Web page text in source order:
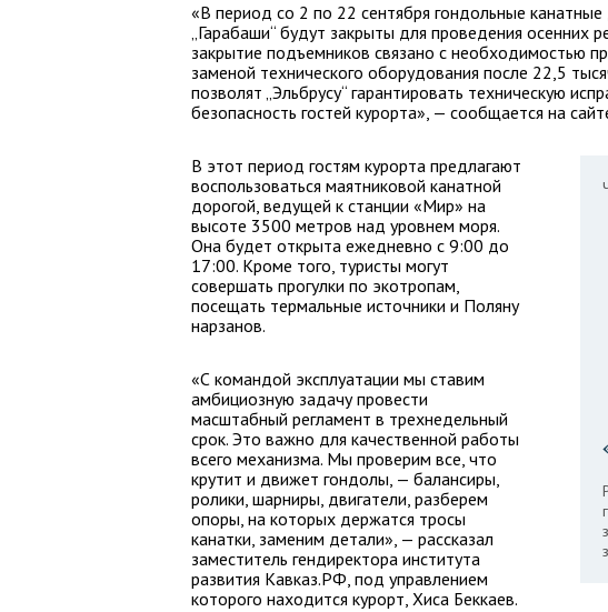
«В период со 2 по 22 сентября гондольные канатные
„Гарабаши“ будут закрыты для проведения осенних
закрытие подъемников связано с необходимостью
заменой технического оборудования после 22,5
позволят „Эльбрусу“ гарантировать техническую
безопасность гостей курорта», — сообщается на
В этот период гостям курорта предлагают
воспользоваться маятниковой канатной
дорогой, ведущей к станции «Мир» на
высоте 3500 метров над уровнем моря.
Она будет открыта ежедневно с 9:00 до
17:00. Кроме того, туристы могут
совершать прогулки по экотропам,
посещать термальные источники и Поляну
нарзанов.
«С командой эксплуатации мы ставим
амбициозную задачу провести
масштабный регламент в трехнедельный
срок. Это важно для качественной работы
всего механизма. Мы проверим все, что
крутит и движет гондолы, — балансиры,
ролики, шарниры, двигатели, разберем
опоры, на которых держатся тросы
канатки, заменим детали», — рассказал
заместитель гендиректора института
развития Кавказ.РФ, под управлением
которого находится курорт, Хиса Беккаев.